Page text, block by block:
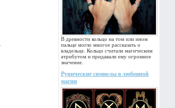
В древности кольцо на том или ином
пальце могло многое рассказать о
владельце. Кольцо считали магическим
атрибутом и придавали ему огромное
значение.
Рунические символы в любовной
магии